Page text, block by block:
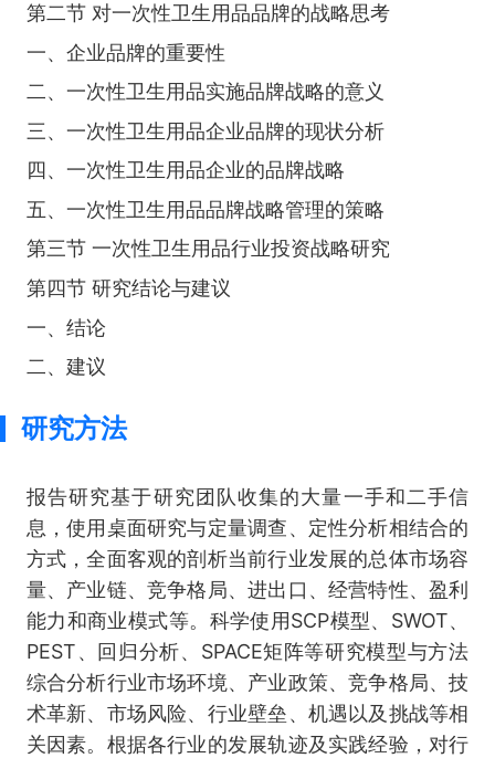
第二节 对一次性卫生用品品牌的战略思考
一、企业品牌的重要性
二、一次性卫生用品实施品牌战略的意义
三、一次性卫生用品企业品牌的现状分析
四、一次性卫生用品企业的品牌战略
五、一次性卫生用品品牌战略管理的策略
第三节 一次性卫生用品行业投资战略研究
第四节 研究结论与建议
一、结论
二、建议
研究方法
报告研究基于研究团队收集的大量一手和二手信
息，使用桌面研究与定量调查、定性分析相结合的
方式，全面客观的剖析当前行业发展的总体市场容
量、产业链、竞争格局、进出口、经营特性、盈利
能力和商业模式等。科学使用SCP模型、SWOT、
PEST、回归分析、SPACE矩阵等研究模型与方法
综合分析行业市场环境、产业政策、竞争格局、技
术革新、市场风险、行业壁垒、机遇以及挑战等相
关因素。根据各行业的发展轨迹及实践经验，对行